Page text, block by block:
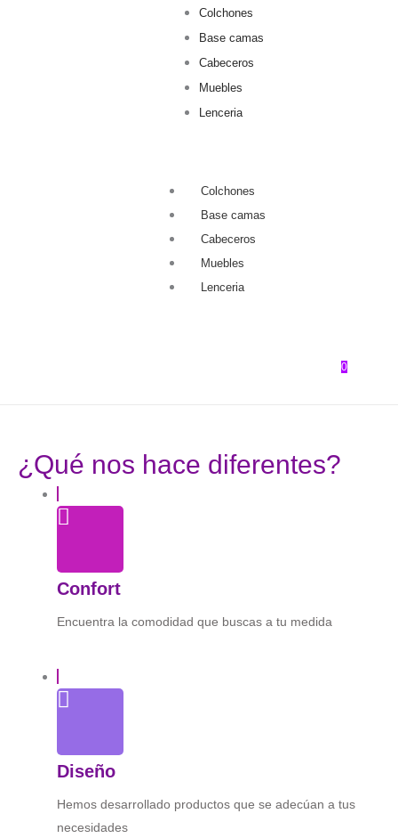
Colchones
Base camas
Cabeceros
Muebles
Lenceria
Colchones
Base camas
Cabeceros
Muebles
Lenceria
0
¿Qué nos hace diferentes?
Confort
Encuentra la comodidad que buscas a tu medida
Diseño
Hemos desarrollado productos que se adecúan a tus
necesidades